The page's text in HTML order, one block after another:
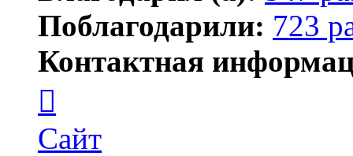
Поблагодарили: 723
Контактная
пользователя
Елена
ПластЭксперт
Сайт